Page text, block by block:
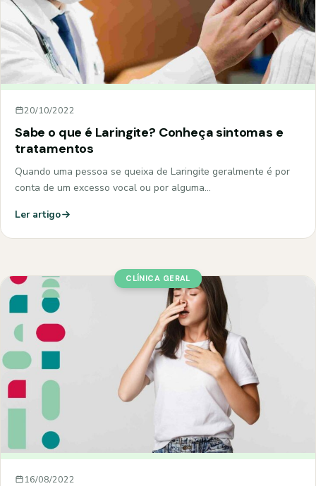
20/10/2022
Sabe o que é Laringite? Conheça sintomas e
tratamentos
Quando uma pessoa se queixa de Laringite geralmente é por
conta de um excesso vocal ou por alguma…
Ler artigo
CLÍNICA GERAL
16/08/2022